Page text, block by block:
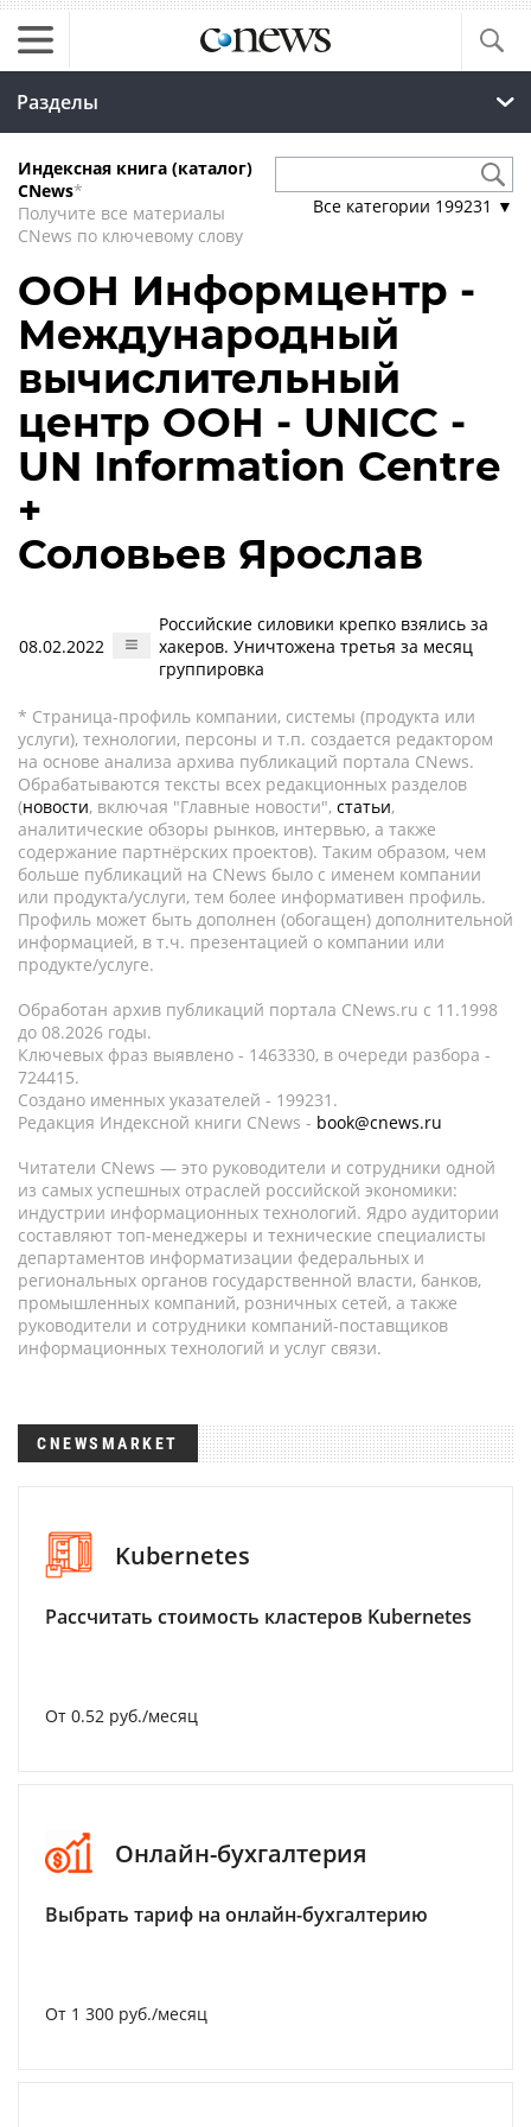
Разделы
Индексная книга (каталог)
CNews*
Получите все материалы
CNews по ключевому слову
Все категории 199231 ▼
ООН Информцентр -
Международный
вычислительный
центр ООН - UNICC -
UN Information Centre
+
Соловьев Ярослав
08.02.2022
Российские силовики крепко взялись за
хакеров. Уничтожена третья за месяц
группировка
* Страница-профиль компании, системы (продукта или
услуги), технологии, персоны и т.п. создается редактором
на основе анализа архива публикаций портала CNews.
Обрабатываются тексты всех редакционных разделов
(новости, включая "Главные новости", статьи,
аналитические обзоры рынков, интервью, а также
содержание партнёрских проектов). Таким образом, чем
больше публикаций на CNews было с именем компании
или продукта/услуги, тем более информативен профиль.
Профиль может быть дополнен (обогащен) дополнительной
информацией, в т.ч. презентацией о компании или
продукте/услуге.
Обработан архив публикаций портала CNews.ru c 11.1998
до 08.2026 годы.
Ключевых фраз выявлено - 1463330, в очереди разбора -
724415.
Создано именных указателей - 199231.
Редакция Индексной книги CNews - book@cnews.ru
Читатели CNews — это руководители и сотрудники одной
из самых успешных отраслей российской экономики:
индустрии информационных технологий. Ядро аудитории
составляют топ-менеджеры и технические специалисты
департаментов информатизации федеральных и
региональных органов государственной власти, банков,
промышленных компаний, розничных сетей, а также
руководители и сотрудники компаний-поставщиков
информационных технологий и услуг связи.
CNEWSMARKET
Kubernetes
Рассчитать стоимость кластеров Kubernetes
От 0.52 руб./месяц
Онлайн-бухгалтерия
Выбрать тариф на онлайн-бухгалтерию
От 1 300 руб./месяц